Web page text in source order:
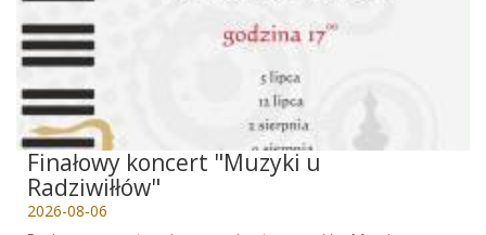
Finałowy koncert "Muzyki u
Radziwiłłów"
2026-08-06